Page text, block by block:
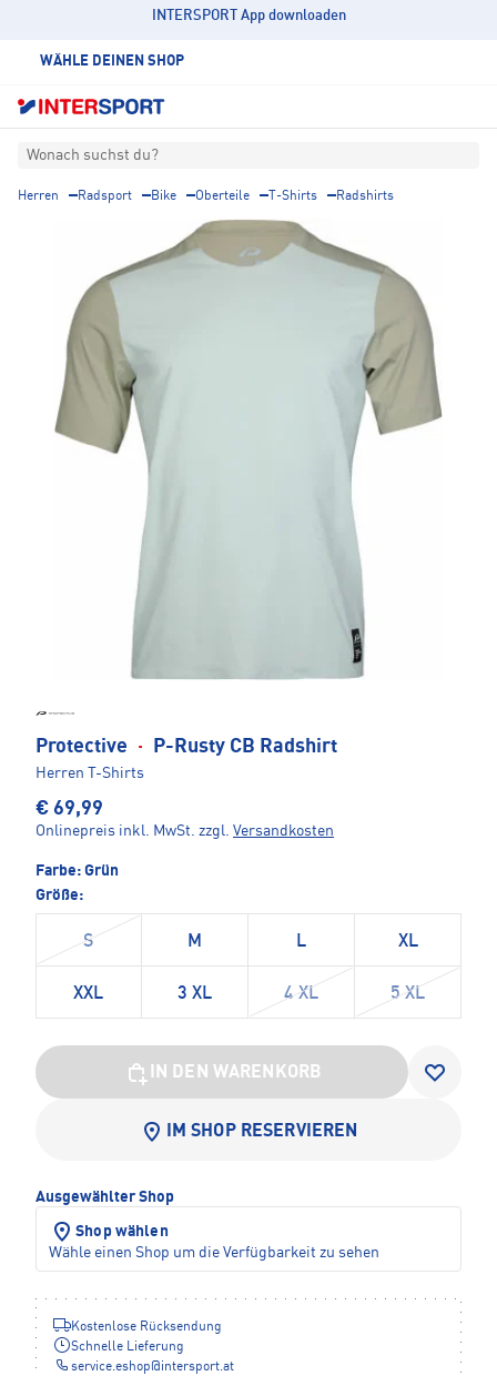
INTERSPORT App downloaden
WÄHLE DEINEN SHOP
Wonach suchst du?
Herren Radsport Bike Oberteile T-Shirts Radshirts
Protective · P-Rusty CB Radshirt
Herren T-Shirts
€ 69,99
Onlinepreis inkl. MwSt. zzgl. Versandkosten
Farbe: Grün
Größe:
S M L XL
XXL 3 XL 4 XL 5 XL
IN DEN WARENKORB
IM SHOP RESERVIEREN
Ausgewählter Shop
Shop wählen
Wähle einen Shop um die Verfügbarkeit zu sehen
Kostenlose Rücksendung
Schnelle Lieferung
service.eshop@ intersport.at